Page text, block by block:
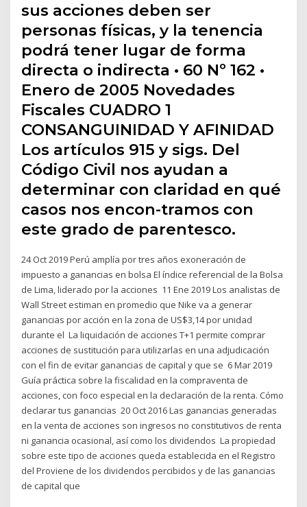
sus acciones deben ser
personas físicas, y la tenencia
podrá tener lugar de forma
directa o indirecta • 60 Nº 162 •
Enero de 2005 Novedades
Fiscales CUADRO 1
CONSANGUINIDAD Y AFINIDAD
Los artículos 915 y sigs. Del
Código Civil nos ayudan a
determinar con claridad en qué
casos nos encon-tramos con
este grado de parentesco.
24 Oct 2019 Perú amplía por tres años exoneración de
impuesto a ganancias en bolsa El índice referencial de la Bolsa
de Lima, liderado por la acciones 11 Ene 2019 Los analistas de
Wall Street estiman en promedio que Nike va a generar
ganancias por acción en la zona de US$3,14 por unidad
durante el La liquidación de acciones T+1 permite comprar
acciones de sustitución para utilizarlas en una adjudicación
con el fin de evitar ganancias de capital y que se 6 Mar 2019
Guía práctica sobre la fiscalidad en la compraventa de
acciones, con foco especial en la declaración de la renta. Cómo
declarar tus ganancias 20 Oct 2016 Las ganancias generadas
en la venta de acciones son ingresos no constitutivos de renta
ni ganancia ocasional, así como los dividendos La propiedad
sobre este tipo de acciones queda establecida en el Registro
del Proviene de los dividendos percibidos y de las ganancias
de capital que